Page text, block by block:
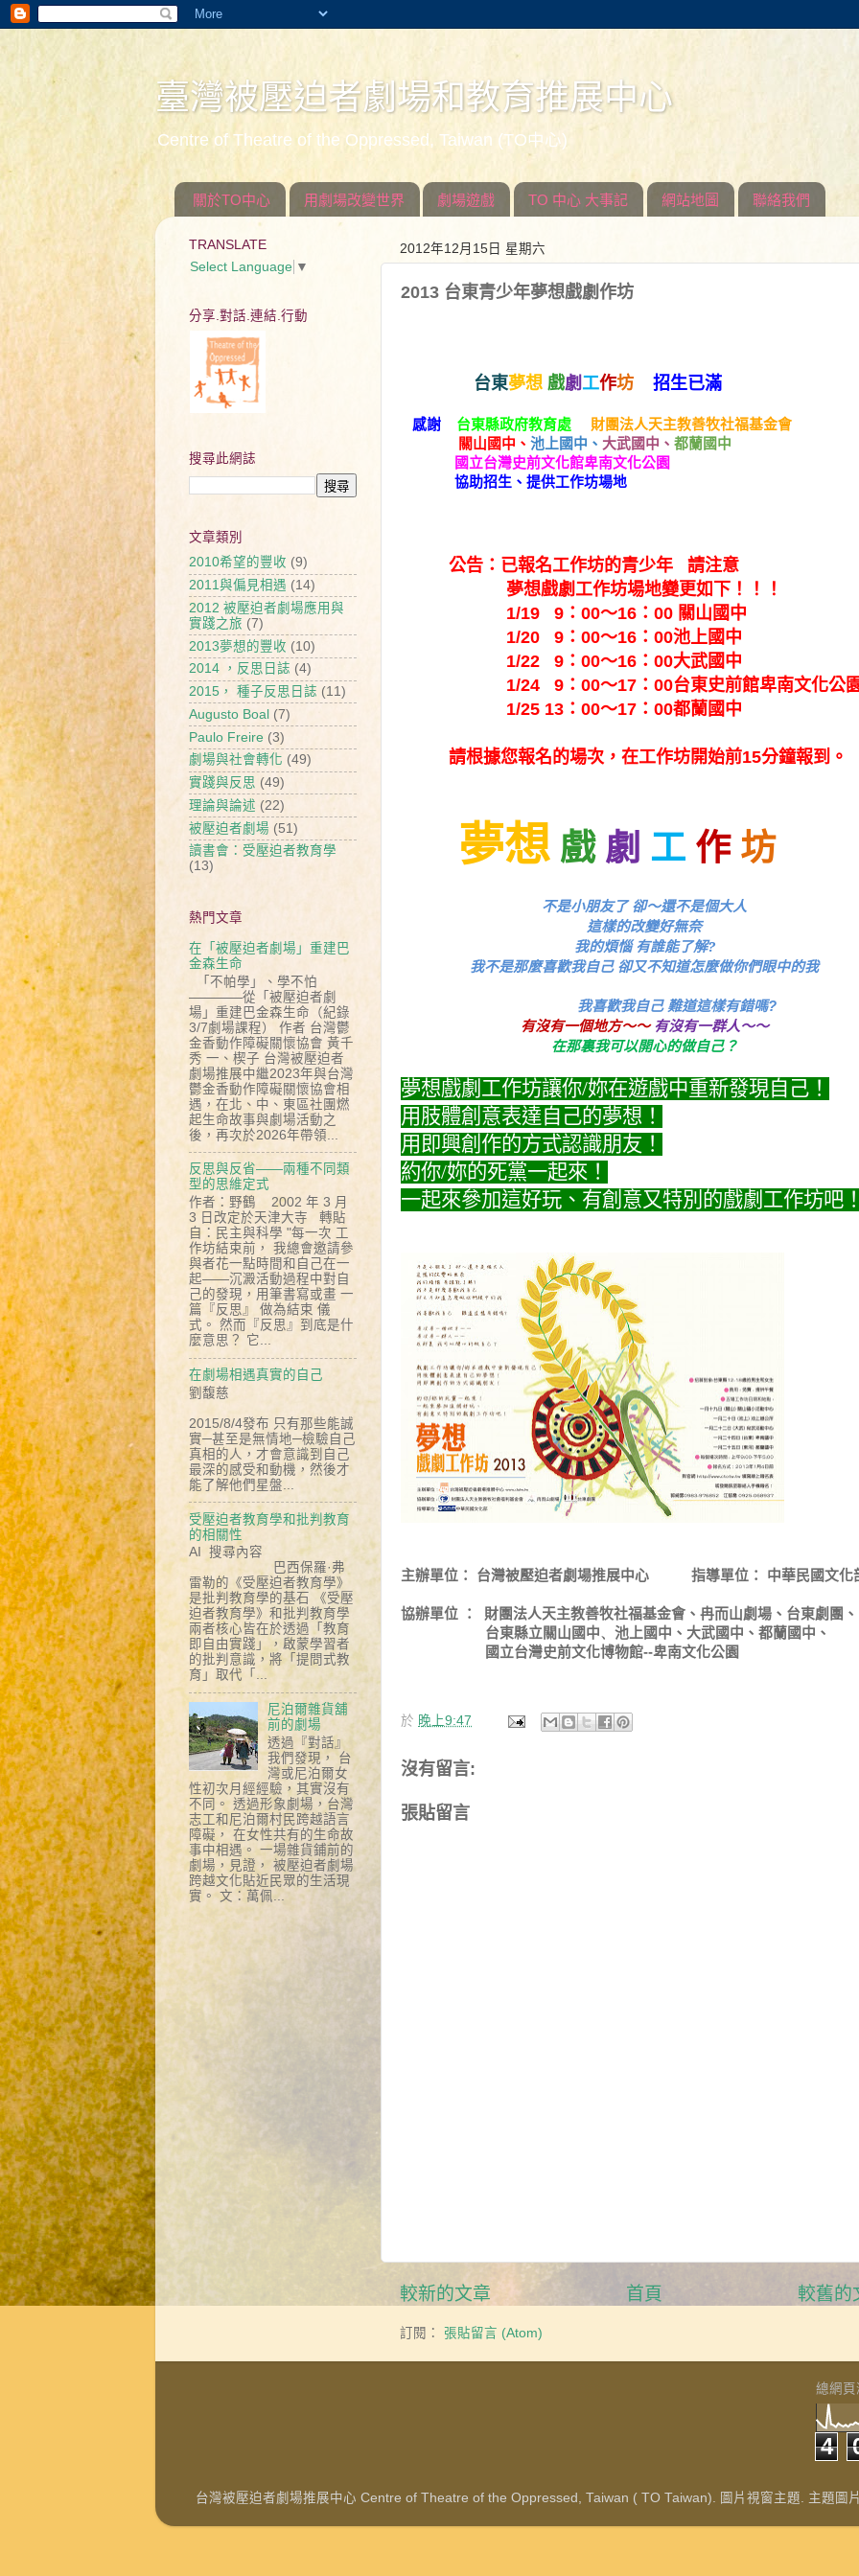
臺灣被壓迫者劇場和教育推展中心
Centre of Theatre of the Oppressed, Taiwan (TO中心)
關於TO中心 用劇場改變世界 劇場遊戲 TO 中心 大事記 網站地圖 聯絡我們
2012年12月15日 星期六
2013 台東青少年夢想戲劇作坊
台東夢想 戲劇工作坊 招生已滿
感謝 台東縣政府教育處
財團法人天主教善牧社福基金會
關山國中、 池上國中、 大武國中、 都蘭國中
國立台灣史前文化館卑南文化公園
協助招生、提供工作坊場地
公告：已報名工作坊的青少年 請注意
夢想戲劇工作坊場地變更如下！！！
1/19 9：00～16：00 關山國中
1/20 9：00～16：00池上國中
1/22 9：00～16：00大武國中
1/24 9：00～17：00台東史前館卑南文化公
1/25 13：00～17：00都蘭國中
請根據您報名的場次，在工作坊開始前15分鐘報到。
夢想 戲 劇 工 作 坊
不是小朋友了 卻～還不是個大人
這樣的改變好無奈
我的煩惱 有誰能了解?
我不是那麼喜歡我自己 卻又不知道怎麼做你們眼中的我
我喜歡我自己 難道這樣有錯嗎?
有沒有一個地方～～ 有沒有一群人～～
在那裏我可以開心的做自己？
夢想戲劇工作坊讓你/妳在遊戲中重新發現自己！
用肢體創意表達自己的夢想！
用即興創作的方式認識朋友！
約你/妳的死黨一起來！
一起來參加這好玩、有創意又特別的戲劇工作坊吧
主辦單位： 台灣被壓迫者劇場推展中心 指導單位： 中華民國文化
協辦單位 ： 財團法人天主教善牧社福基金會、冉而山劇場、台東劇團 、
台東縣立關山國中、 池上國中 、大武國中 、都蘭國中 、
國立台灣史前文化博物館--卑南文化公園
於 晚上9:47
沒有留言:
張貼留言
較新的文章 較舊的
首頁
訂閱： 張貼留言 (Atom)
TRANSLATE
Select Language ▼
分享.對話.連結.行動
搜尋此網誌
文章類別
2010希望的豐收 (9)
2011與偏見相遇 (14)
2012 被壓迫者劇場應用與
實踐之旅 (7)
2013夢想的豐收 (10)
2014 ，反思日誌 (4)
2015， 種子反思日誌 (11)
Augusto Boal (7)
Paulo Freire (3)
劇場與社會轉化 (49)
實踐與反思 (49)
理論與論述 (22)
被壓迫者劇場 (51)
讀書會：受壓迫者教育學
(13)
熱門文章
在「被壓迫者劇場」重建巴
金森生命
「不帕學」、學不怕
————從「被壓迫者劇
場」重建巴金森生命（紀錄
3/7劇場課程） 作者 台灣鬱
金香動作障礙關懷協會 黃千
秀 一、楔子 台灣被壓迫者
劇場推展中繼2023年與台灣
鬱金香動作障礙關懷協會相
遇，在北、中、東區社團燃
起生命故事與劇場活動之
後，再次於2026年帶領...
反思與反省——兩種不同類
型的思維定式
作者：野鶴 2002 年 3 月
3 日改定於天津大寺 轉貼
自：民主與科學 "每一次 工
作坊結束前， 我總會邀請參
與者花一點時間和自己在一
起——沉澱活動過程中對自
己的發現，用筆書寫或畫 一
篇『反思』 做為結束 儀
式。 然而『反思』到底是什
麼意思？ 它...
在劇場相遇真實的自己
劉馥慈
2015/8/4發布 只有那些能誠
實─甚至是無情地─檢驗自己
真相的人，才會意識到自己
最深的感受和動機，然後才
能了解他們星盤...
受壓迫者教育學和批判教育
的相關性
AI 搜尋內容
巴西保羅·弗
雷勒的《受壓迫者教育學》
是批判教育學的基石 《受壓
迫者教育學》和批判教育學
兩者核心皆在於透過「教育
即自由實踐」，啟蒙學習者
的批判意識，將「提問式教
育」取代「...
尼泊爾雜貨舖
前的劇場
透過『對話』
我們發現， 台
灣或尼泊爾女
性初次月經經驗，其實沒有
不同。 透過形象劇場，台灣
志工和尼泊爾村民跨越語言
障礙， 在女性共有的生命故
事中相遇。 一場雜貨鋪前的
劇場，見證， 被壓迫者劇場
跨越文化貼近民眾的生活現
實。 文：萬佩...
總網
4
台灣被壓迫者劇場推展中心 Centre of Theatre of the Oppressed, Taiwan ( TO Taiwan). 圖片視窗主題. 主題圖